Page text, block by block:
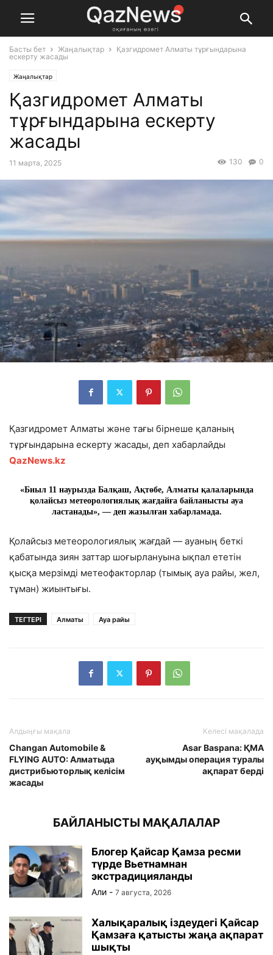
Басты бет Жаңалықтар
Қазгидромет Алматы тұрғындарына
ескерту жасады
Жаңалықтар
Қазгидромет Алматы
тұрғындарына ескерту
жасады
11 марта, 2025 0
130
Қазгидромет Алматы және тағы бірнеше қаланың
тұрғындарына ескерту жасады, деп хабарлайды
QazNews.kz
«Биыл 11 наурызда Балқаш, Ақтөбе, Алматы қалаларында
қолайсыз метеорологиялық жағдайға байланысты ауа
ластанады», — деп жазылған хабарламада.
Қолайсыз метеорологиялық жағдай — ауаның беткі
қабатында зиян заттар шоғырлануына ықпал ететін
қысқа мерзімді метеофакторлар (тымық ауа райы, жел,
тұман) жиынтығы.
ТЕГТЕРІ Алматы Ауа райы
Алдыңғы мақала
Changan Automobile &
FLYING AUTO: Алматыда
дистрибьюторлық келісім
жасады
Келесі мақалада
Asar Baspana: ҚМА
ауқымды операция туралы
ақпарат берді
БАЙЛАНЫСТЫ МАҚАЛАЛАР
Блогер Қайсар Қамза ресми
түрде Вьетнамнан
экстрадицияланды
Али - 7 августа, 2026
Халықаралық іздеудегі Қайсар
Қамзаға қатысты жаңа ақпарат
шықты